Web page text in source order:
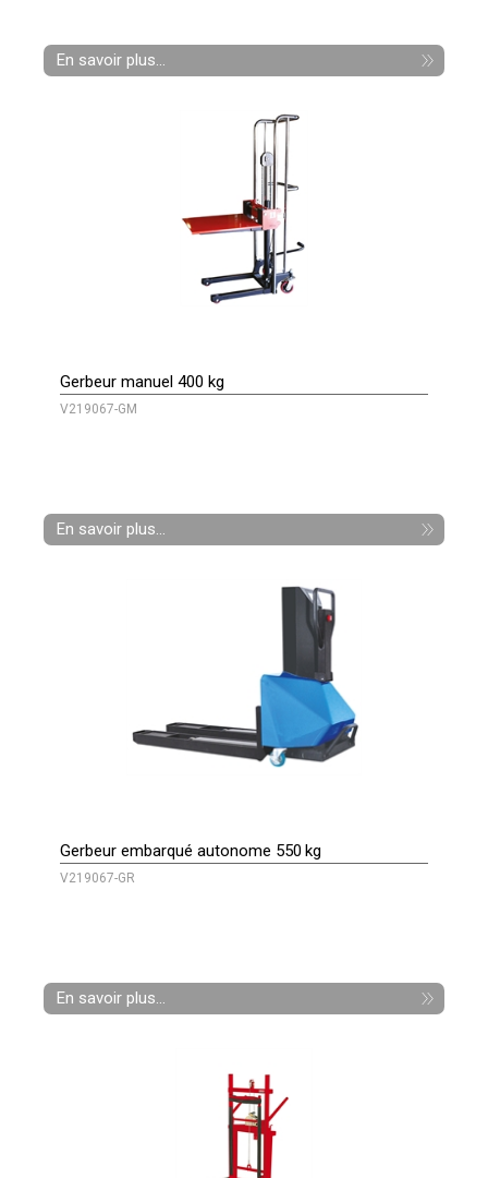
En savoir plus...
Gerbeur manuel 400 kg
V219067-GM
En savoir plus...
Gerbeur embarqué autonome 550 kg
V219067-GR
En savoir plus...